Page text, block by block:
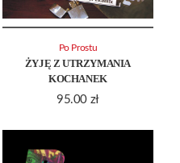
ŻYJĘ Z UTRZYMANIA
KOCHANEK
95.00 zł
Po Prostu